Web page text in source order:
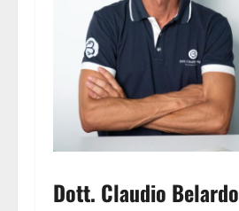
Dott. Claudio Belardo